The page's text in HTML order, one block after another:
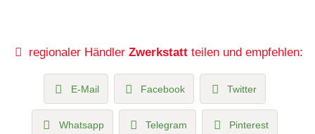
regionaler Händler Zwerkstattteilen und empfehlen:
E-Mail Facebook Twitter
Whatsapp Telegram Pinterest